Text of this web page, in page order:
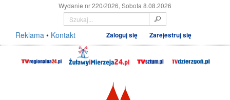
Wydanie nr 220/2026, Sobota 8.08.2026
Reklama • Kontakt Zaloguj się Zarejestruj się